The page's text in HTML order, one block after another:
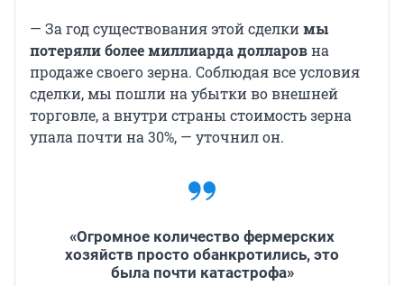
— За год существования этой сделкимы
потеряли более миллиарда долларовна
продаже своего зерна. Соблюдая все условия
сделки, мы пошли на убытки во внешней
торговле, а внутри страны стоимость зерна
упала почти на 30%, — уточнил он.
«Огромное количество фермерских
хозяйств просто обанкротились, это
была почти катастрофа»